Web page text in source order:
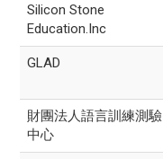
Silicon Stone
Education.Inc
GLAD
財團法人語言訓練測驗
中心